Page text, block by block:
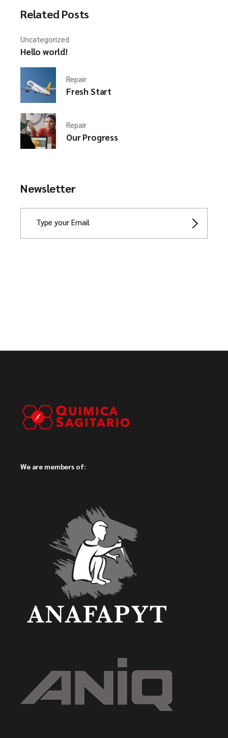
Related Posts
Uncategorized
Hello world!
Repair
Fresh Start
Repair
Our Progress
Newsletter
We are members of: